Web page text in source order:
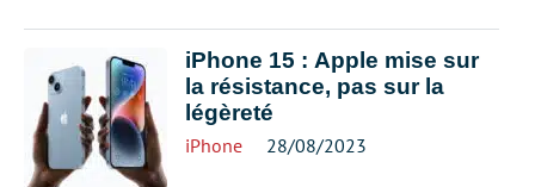
iPhone 15 : Apple mise sur
la résistance, pas sur la
légèreté
iPhone 28/08/2023